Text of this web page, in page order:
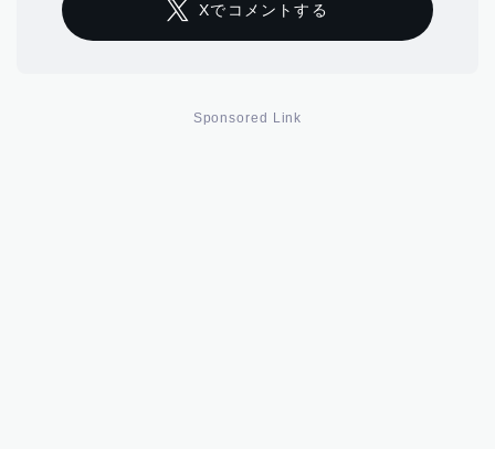
Xでコメントする
Sponsored Link